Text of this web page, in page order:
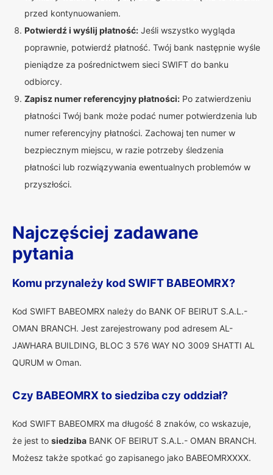
przed kontynuowaniem.
Potwierdź i wyślij płatność: Jeśli wszystko wygląda
poprawnie, potwierdź płatność. Twój bank następnie wyśle
pieniądze za pośrednictwem sieci SWIFT do banku
odbiorcy.
Zapisz numer referencyjny płatności: Po zatwierdzeniu
płatności Twój bank może podać numer potwierdzenia lub
numer referencyjny płatności. Zachowaj ten numer w
bezpiecznym miejscu, w razie potrzeby śledzenia
płatności lub rozwiązywania ewentualnych problemów w
przyszłości.
Najczęściej zadawane
pytania
Komu przynależy kod SWIFT BABEOMRX?
Kod SWIFT BABEOMRX należy do BANK OF BEIRUT S.A.L.-
OMAN BRANCH. Jest zarejestrowany pod adresem AL-
JAWHARA BUILDING, BLOC 3 576 WAY NO 3009 SHATTI AL
QURUM w Oman.
Czy BABEOMRX to siedziba czy oddział?
Kod SWIFT BABEOMRX ma długość 8 znaków, co wskazuje,
że jest to siedziba BANK OF BEIRUT S.A.L.- OMAN BRANCH.
Możesz także spotkać go zapisanego jako BABEOMRXXXX.